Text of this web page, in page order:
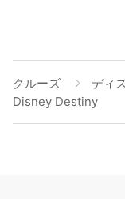
クルーズ
ディ
Disney Destiny